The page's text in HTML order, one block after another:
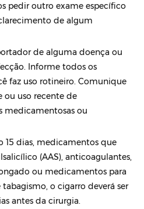
pedir outro exame específico
de algum
de alguma doença ou
Informe todos os
faz uso rotineiro. Comunique
uso recente de
medicamentosas ou
15 dias, medicamentos que
(AAS), anticoagulantes,
ou medicamentos para
o cigarro deverá ser
antes da cirurgia.